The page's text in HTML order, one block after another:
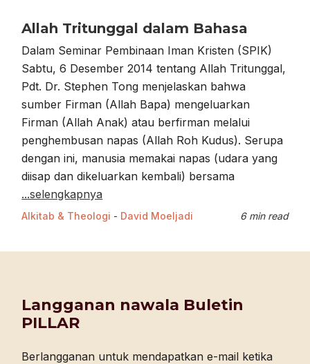
Allah Tritunggal dalam Bahasa
Dalam Seminar Pembinaan Iman Kristen (SPIK)
Sabtu, 6 Desember 2014 tentang Allah Tritunggal,
Pdt. Dr. Stephen Tong menjelaskan bahwa
sumber Firman (Allah Bapa) mengeluarkan
Firman (Allah Anak) atau berfirman melalui
penghembusan napas (Allah Roh Kudus). Serupa
dengan ini, manusia memakai napas (udara yang
diisap dan dikeluarkan kembali) bersama
...selengkapnya
Alkitab & Theologi - David Moeljadi 6 min read
Langganan nawala Buletin
PILLAR
Berlangganan untuk mendapatkan e-mail ketika